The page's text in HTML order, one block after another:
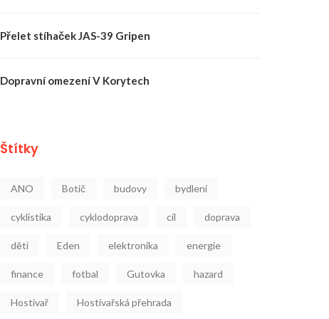
Přelet stíhaček JAS-39 Gripen
Dopravní omezení V Korytech
Štítky
ANO Botič budovy bydlení
cyklistika cyklodoprava cíl doprava
děti Eden elektronika energie
finance fotbal Gutovka hazard
Hostivař Hostivařská přehrada